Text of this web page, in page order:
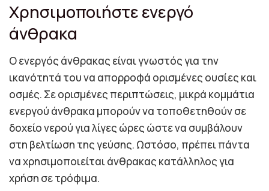
Χρησιμοποιήστε ενεργό
άνθρακα
Ο ενεργός άνθρακας είναι γνωστός για την
ικανότητά του να απορροφά ορισμένες ουσίες και
οσμές. Σε ορισμένες περιπτώσεις, μικρά κομμάτια
ενεργού άνθρακα μπορούν να τοποθετηθούν σε
δοχείο νερού για λίγες ώρες ώστε να συμβάλουν
στη βελτίωση της γεύσης. Ωστόσο, πρέπει πάντα
να χρησιμοποιείται άνθρακας κατάλληλος για
χρήση σε τρόφιμα.